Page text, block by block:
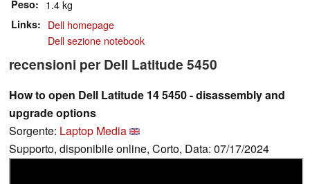
Peso 1.4 kg
Links
Dell homepage
Dell sezione notebook
recensioni per Dell Latitude 5450
How to open Dell Latitude 14 5450 - disassembly and
upgrade options
Sorgente: Laptop Media
Supporto, disponibile online, Corto, Data: 07/17/2024